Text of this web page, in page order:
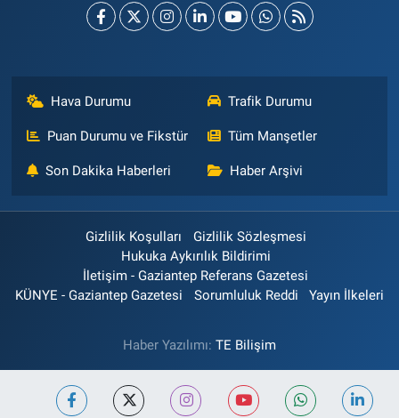
Hava Durumu Trafik Durumu
Puan Durumu ve Fikstür Tüm Manşetler
Son Dakika Haberleri Haber Arşivi
Gizlilik Koşulları
Gizlilik Sözleşmesi
Hukuka Aykırılık Bildirimi
İletişim - Gaziantep Referans Gazetesi
KÜNYE - Gaziantep Gazetesi
Sorumluluk Reddi Yayın İlkeleri
Haber Yazılımı: TE Bilişim